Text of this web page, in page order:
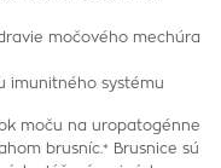
močového mechúra
imunitného systému
moču na uropatogénne
brusníc.* Brusnice sú